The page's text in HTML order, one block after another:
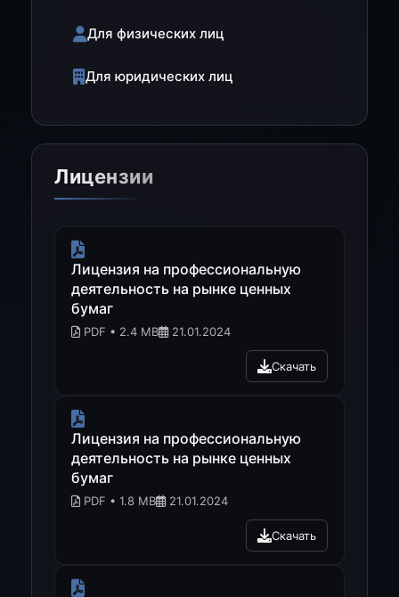
Для физических лиц
Для юридических лиц
Лицензии
Лицензия на профессиональную
деятельность на рынке ценных
бумаг
PDF • 2.4 MB 21.01.2024
Скачать
Лицензия на профессиональную
деятельность на рынке ценных
бумаг
PDF • 1.8 MB 21.01.2024
Скачать